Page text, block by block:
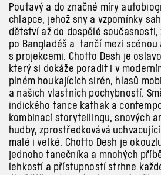
Poutavý a do značné míry
chlapce, jehož sny a vzpomínky
dětství až do dospělé současnosti,
po Bangladéš a tančí mezi scénou
s projekcemi. Chotto Desh je
který si dokáže poradit i v
plném houkajících sirén, hlasů
a našich vlastních pochybností.
indického tance kathak a
kombinací storytellingu, snových
hudby, zprostředkovává
malé i velké. Chotto Desh je
jednoho tanečníka a mnohých
lehkostí a přístupností strhne